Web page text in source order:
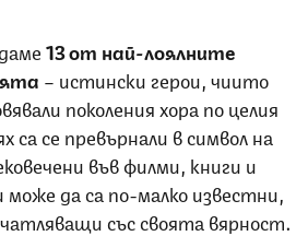
13 от най-лоялните
– истински герои, чиито
поколения хора по целия
се превърнали в символ на
във филми, книги и
да са по-малко известни,
със своята вярност.